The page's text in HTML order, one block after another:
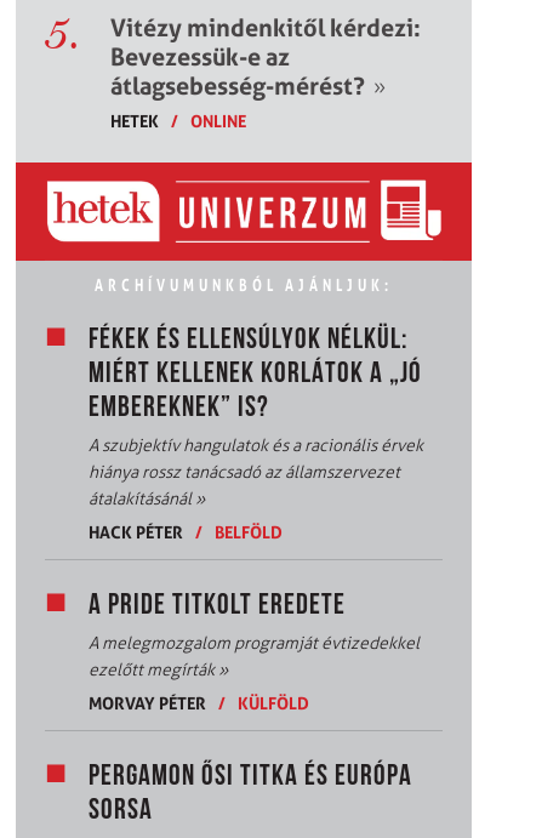
5.
Vitézy mindenkitől kérdezi:
Bevezessük-e az
átlagsebesség-mérést? »
HETEK / ONLINE
ARCHÍVUMUNKBÓL AJÁNLJUK:
FÉKEK ÉS ELLENSÚLYOK NÉLKÜL:
MIÉRT KELLENEK KORLÁTOK A „JÓ
EMBEREKNEK” IS?
A szubjektív hangulatok és a racionális érvek
hiánya rossz tanácsadó az államszervezet
átalakításánál»
HACK PÉTER
/ BELFÖLD
A PRIDE TITKOLT EREDETE
A melegmozgalom programját évtizedekkel
ezelőtt megírták»
MORVAY PÉTER
/ KÜLFÖLD
PERGAMON ŐSI TITKA ÉS EURÓPA
SORSA